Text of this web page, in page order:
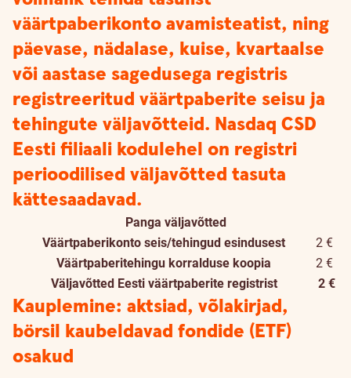
väärtpaberikonto avamisteatist, ning
päevase, nädalase, kuise, kvartaalse
või aastase sagedusega registris
registreeritud väärtpaberite seisu ja
tehingute väljavõtteid. Nasdaq CSD
Eesti filiaali kodulehel on registri
perioodilised väljavõtted tasuta
kättesaadavad.
Panga väljavõtted
Väärtpaberikonto seis/tehingud esindusest
2 €
Väärtpaberitehingu korralduse koopia
2 €
Väljavõtted Eesti väärtpaberite registrist
2 €
Kauplemine: aktsiad, võlakirjad,
börsil kaubeldavad fondide (ETF)
osakud